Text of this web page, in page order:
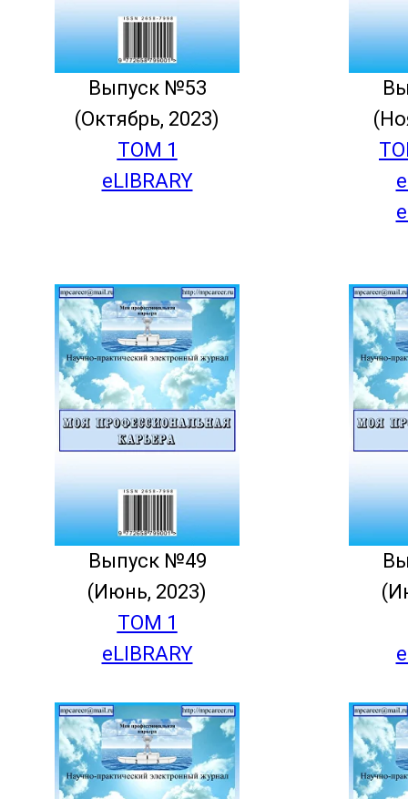
Выпуск №53
(Октябрь, 2023)
ТОМ 1
eLIBRARY
Выпуск №49
(Июнь, 2023)
ТОМ 1
eLIBRARY